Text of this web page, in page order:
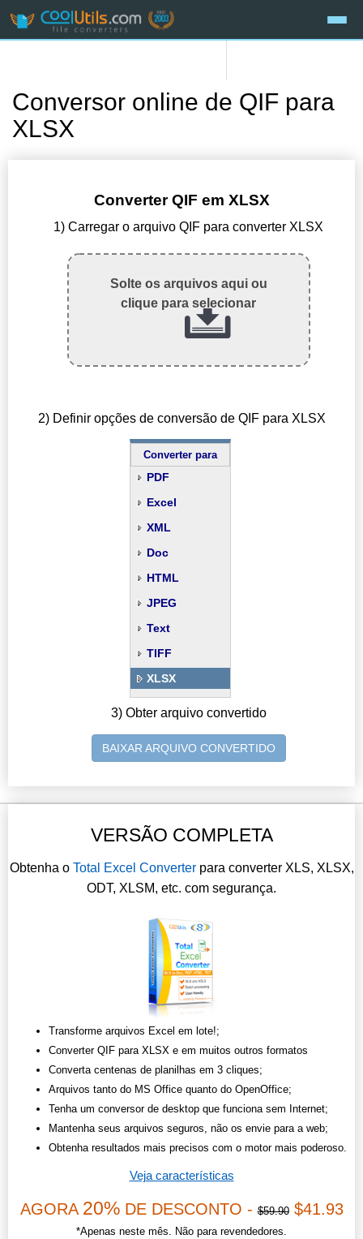
Conversor online de QIF para
XLSX
Converter QIF em XLSX
1) Carregar o arquivo QIF para converter XLSX
Solte os arquivos aqui ou
clique para selecionar
2) Definir opções de conversão de QIF para XLSX
Converter para
PDF
Excel
XML
Doc
HTML
JPEG
Text
TIFF
XLSX
3) Obter arquivo convertido
BAIXAR ARQUIVO CONVERTIDO
VERSÃO COMPLETA
Obtenha o Total Excel Converterpara converter XLS, XLSX,
ODT, XLSM, etc. com segurança.
Transforme arquivos Excel em lote!;
Converter QIF para XLSX e em muitos outros formatos
Converta centenas de planilhas em 3 cliques;
Arquivos tanto do MS Office quanto do OpenOffice;
Tenha um conversor de desktop que funciona sem Internet;
Mantenha seus arquivos seguros, não os envie para a web;
Obtenha resultados mais precisos com o motor mais poderoso.
Veja características
AGORA 20%DE DESCONTO -$59.90$41.93
*Apenas neste mês. Não para revendedores.